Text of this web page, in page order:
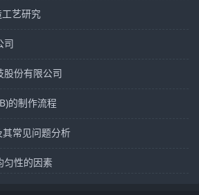
艺研究
司
股份有限公司
的制作流程
常见问题分析
匀性的因素